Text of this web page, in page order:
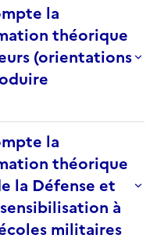
la
théorique
(orientations
la
théorique
la Défense et
à
militaires